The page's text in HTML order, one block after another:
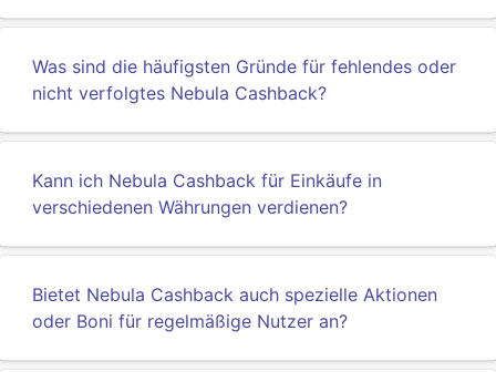
Was sind die häufigsten Gründe für fehlendes oder
nicht verfolgtes Nebula Cashback?
Kann ich Nebula Cashback für Einkäufe in
verschiedenen Währungen verdienen?
Bietet Nebula Cashback auch spezielle Aktionen
oder Boni für regelmäßige Nutzer an?